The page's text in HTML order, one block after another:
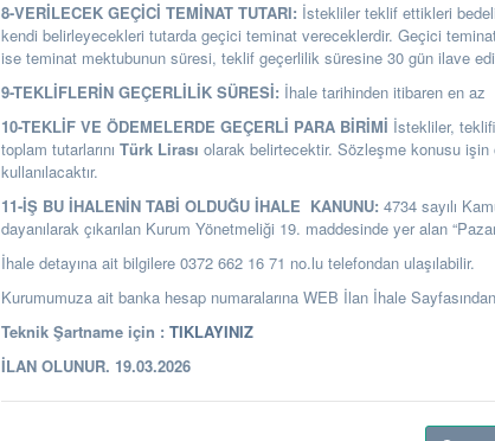
8-VERİLECEK GEÇİCİ TEMİNAT TUTARI: İstekliler teklif ettikleri
kendi belirleyecekleri tutarda geçici teminat vereceklerdir. Geçici
ise teminat mektubunun süresi, teklif geçerlilik süresine 30 gün ilave
9-TEKLİFLERİN GEÇERLİLİK SÜRESİ: İhale tarihinden itibaren en
10-TEKLİF VE ÖDEMELERDE GEÇERLİ PARA BİRİMİ İstekliler,
toplam tutarlarını Türk Lirası olarak belirtecektir. Sözleşme konusu işin
kullanılacaktır.
11-İŞ BU İHALENİN TABİ OLDUĞU İHALE KANUNU: 4734 sayılı
dayanılarak çıkarılan Kurum Yönetmeliği 19. maddesinde yer alan
İhale detayına ait bilgilere 0372 662 16 71 no.lu telefondan ulaşılabilir.
Kurumumuza ait banka hesap numaralarına WEB İlan İhale
Teknik Şartname için : TIKLAYINIZ
İLAN OLUNUR. 19.03.2026